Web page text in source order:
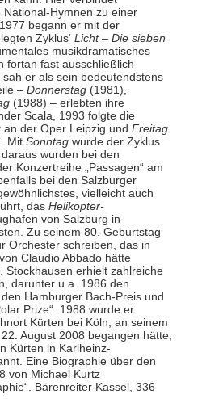
Hymnen zu einer
begann er mit der
Zyklus‘ Licht – Die sieben
musikdramatisches
fortan fast ausschließlich
sah er als sein bedeutendstens
– Donnerstag(1981),
(1988) – erlebten ihre
Scala, 1993 folgte die
an der Oper Leipzig und Freitag
Mit Sonntagwurde der Zyklus
wurden bei den
Konzertreihe „Passagen“ am
bei den Salzburger
vielleicht auch
das Helikopter-
von Salzburg in
Zu seinem 80. Geburtstag
Orchester schreiben, das in
Claudio Abbado hätte
Stockhausen erhielt zahlreiche
darunter u.a. 1986 den
Hamburger Bach-Preis und
Prize“. 1988 wurde er
Kürten bei Köln, an seinem
August 2008 begangen hätte,
Kürten in Karlheinz-
Eine Biographie über den
von Michael Kurtz
Bärenreiter Kassel, 336